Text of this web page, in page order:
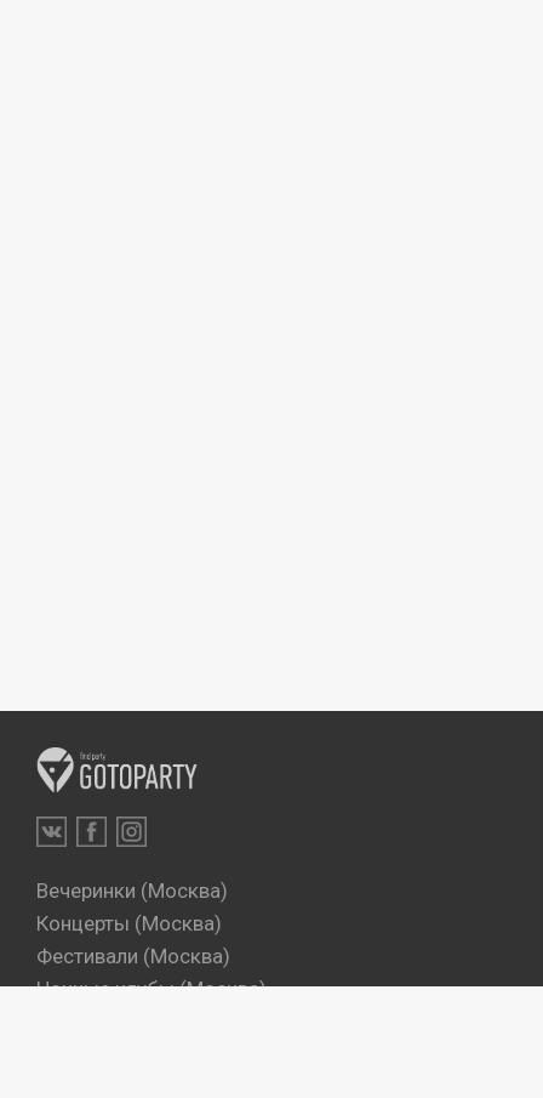
Вечеринки (Москва)
Концерты (Москва)
Фестивали (Москва)
Ночные клубы (Москва)